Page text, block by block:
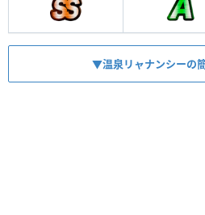
▼温泉リャナンシーの